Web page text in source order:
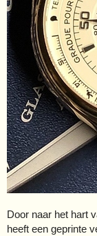
Door naar het hart
heeft een geprinte